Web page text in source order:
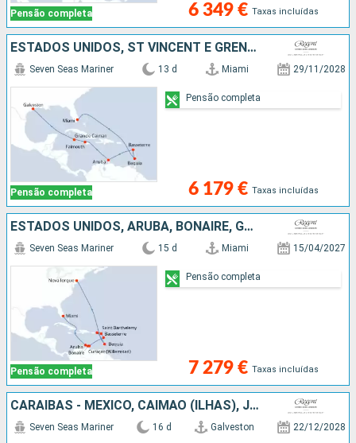
Pensão completa 6 349 € Taxas incluídas
ESTADOS UNIDOS, ST VINCENT E GRENADINES, GUADALUPE, ARUBA, JAMAICA, CAIMÃO (ILHAS)
Pensão completa
Seven Seas Mariner 13 d Miami 29/11/2028
6 179 € Taxas incluídas
Pensão completa
ESTADOS UNIDOS, ARUBA, BONAIRE, GUADALUPE, FRANÇA, ST VINCENT E GRENADINES
Pensão completa
Seven Seas Mariner 15 d Miami 15/04/2027
7 279 € Taxas incluídas
Pensão completa
CARAIBAS - MEXICO, CAIMÃO (ILHAS), JAMAICA, ARUBA, BONAIRE, ESTADOS UNIDOS
Seven Seas Mariner 16 d Galveston 22/12/2028